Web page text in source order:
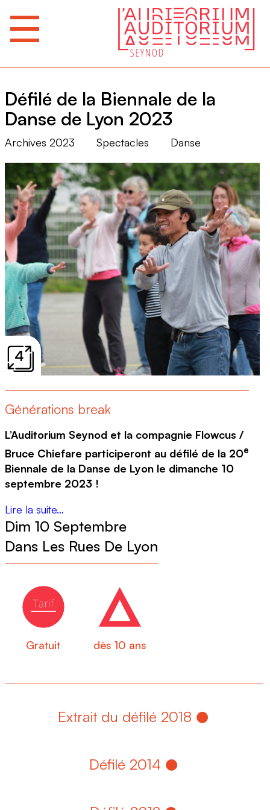
Défilé de la Biennale de la
Danse de Lyon 2023
Archives 2023 Spectacles Danse
4
4
Générations break
L’Auditorium Seynod et la compagnie Flowcus /
Bruce Chiefare participeront au défilé de la 20e
Biennale de la Danse de Lyon le dimanche 10
septembre 2023 !
Lire la suite…
Dim 10 Septembre
Dans Les Rues De Lyon
Gratuit dès 10 ans
Extrait du défilé 2018
Défilé 2014